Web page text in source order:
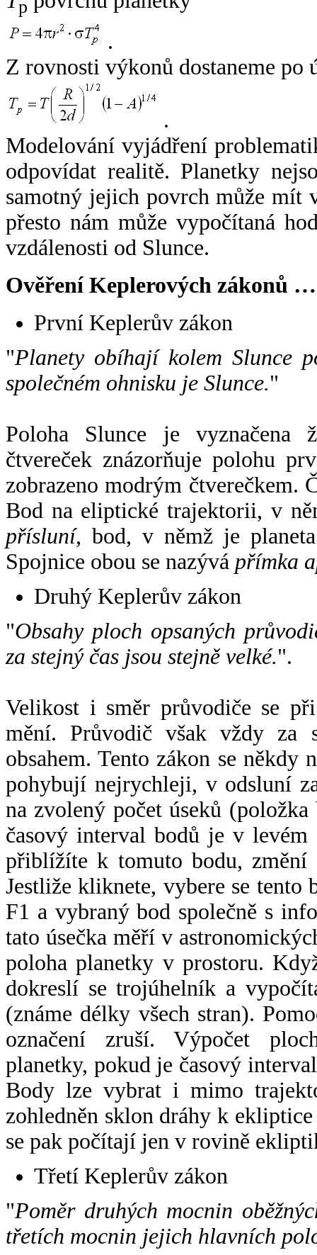
p
.
Z rovnosti výkonů dostaneme po
.
Modelování vyjádření
odpovídat realitě. Planetky
samotný jejich povrch může mít
přesto nám může vypočítaná
vzdálenosti od Slunce.
Ověření Keplerových zákonů …
První Keplerův zákon
"Planety obíhají kolem Slunce
společném ohnisku je Slunce."
Poloha Slunce je vyznačena
čtvereček znázorňuje polohu
zobrazeno modrým čtverečkem.
Bod na eliptické trajektorii, v
přísluní, bod, v němž je
Spojnice obou se nazývá přímka
Druhý Keplerův zákon
"Obsahy ploch opsaných
za stejný čas jsou stejně velké.".
Velikost i směr průvodiče se
mění. Průvodič však vždy za
obsahem. Tento zákon se někdy
pohybují nejrychleji, v odsluní
na zvolený počet úseků
časový interval bodů je v
přiblížíte k tomuto bodu,
Jestliže kliknete, vybere se tento
F1 a vybraný bod společně s
tato úsečka měří v
poloha planetky v prostoru.
dokreslí se trojúhelník a
(známe délky všech stran).
označení zruší. Výpočet
planetky, pokud je časový
Body lze vybrat i mimo
zohledněn sklon dráhy k
se pak počítají jen v rovině
Třetí Keplerův zákon
"Poměr druhých mocnin
třetích mocnin jejich hlavních